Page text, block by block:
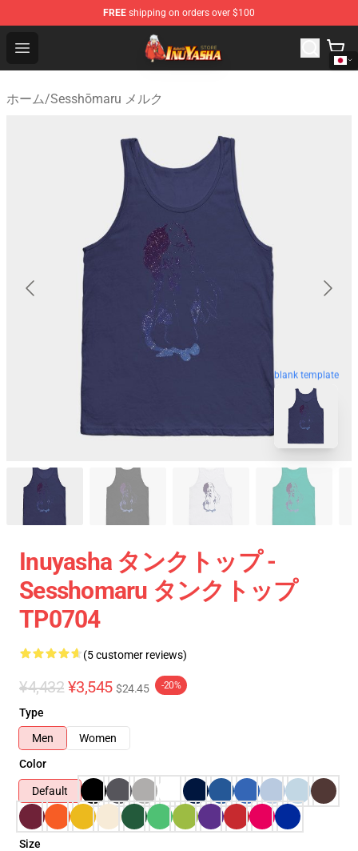
FREE shipping on orders over $100
Open menu
Inuyasha Store - Official Inuyasha Merchandise Shop
ホーム/Sesshōmaru メルク
blank template
Inuyasha タンクトップ -
Sesshomaru タンクトップ
TP0704
(5 customer reviews)
¥4,432 ¥3,545 $24.45 -20%
Type
Men
Women
Color
Default
Size